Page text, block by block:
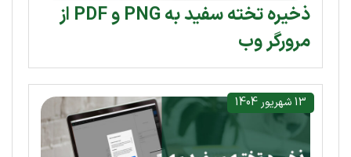
ذخیره تخته سفید به PNG و PDF از
مرورگر وب
13 شهریور 1404